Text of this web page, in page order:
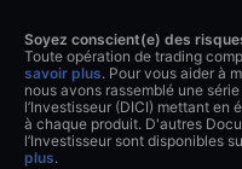
Soyez conscient(e) des
Toute opération de trading
savoir plus. Pour vous aider à
nous avons rassemblé une
l’Investisseur (DICI) mettant
à chaque produit. D'autres
l’Investisseur sont disponibles
plus.